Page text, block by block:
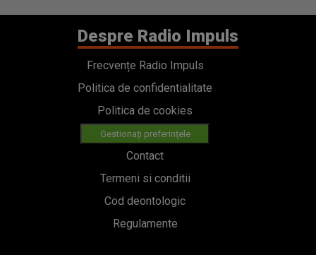
Despre Radio Impuls
Frecvențe Radio Impuls
Politica de confidentialitate
Politica de cookies
Gestionați preferințele
Contact
Termeni si conditii
Cod deontologic
Regulamente